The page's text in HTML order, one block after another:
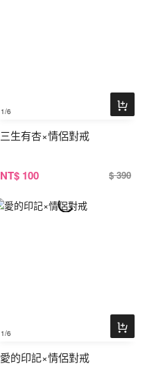
1/6
三生有杏×情侶對戒
NT$ 100 $ 390
1/6
愛的印記×情侶對戒